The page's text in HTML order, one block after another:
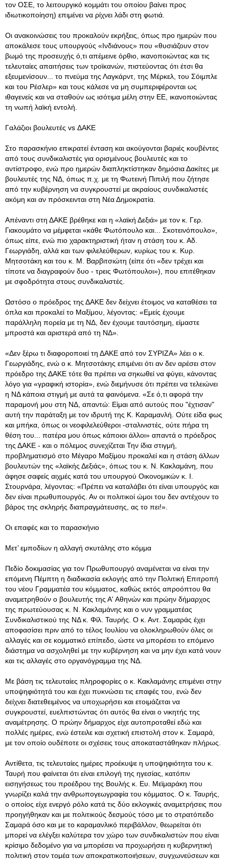
τον ΟΣΕ, το λειτουργικό κομμάτι του οποίου βαίνει προς
ιδιωτικοποίηση) επιμένει να ρίχνει λάδι στη φωτιά.
Οι ανακοινώσεις του προκαλούν εκρήξεις, όπως προ ημερών που
αποκάλεσε τους υπουργούς «Ινδιάνους» που «θυσιάζουν στον
βωμό της προσευχής ό,τι απέμεινε όρθιο, ικανοποιώντας και τις
τελευταίες απαιτήσεις των τροϊκανών, πιστεύοντας ότι έτσι θα
εξευμενίσουν... το πνεύμα της Λαγκάρντ, της Μέρκελ, του Σόιμπλε
και του Ρέσλερ» και τους κάλεσε να μη συμπεριφέρονται ως
ιθαγενείς και να σταθούν ως ισότιμα μέλη στην ΕΕ, ικανοποιώντας
τη νωπή λαϊκή εντολή.
Γαλάζιοι βουλευτές vs ΔΑΚΕ
Στο παρασκήνιο επικρατεί ένταση και ακούγονται βαριές κουβέντες
από τους συνδικαλιστές για ορισμένους βουλευτές και το
αντίστροφο, ενώ προ ημερών διαπληκτίστηκαν δημόσια Δακίτες με
βουλευτές της ΝΔ, όπως π.χ. με τη Φωτεινή Πιπιλή που ζήτησε
από την κυβέρνηση να συγκρουστεί με ακραίους συνδικαλιστές
ακόμη και αν πρόσκεινται στη Νέα Δημοκρατία.
Απέναντι στη ΔΑΚΕ βρέθηκε και η «λαϊκή Δεξιά» με τον κ. Γερ.
Γιακουμάτο να μέμφεται «κάθε Φωτόπουλο και... Σκοτεινόπουλο»,
όπως είπε, ενώ πιο χαρακτηριστική ήταν η στάση του κ. Αδ.
Γεωργιάδη, αλλά και των φιλελεύθερων, κυρίως του κ. Κυρ.
Μητσοτάκη και του κ. Μ. Βαρβιτσιώτη (είπε ότι «δεν τρέχει και
τίποτε να διαγραφούν δυο - τρεις Φωτόπουλοι»), που επιτέθηκαν
με σφοδρότητα στους συνδικαλιστές.
Ωστόσο ο πρόεδρος της ΔΑΚΕ δεν δείχνει έτοιμος να καταθέσει τα
όπλα και προκαλεί το Μαξίμου, λέγοντας: «Εμείς έχουμε
παράλληλη πορεία με τη ΝΔ, δεν έχουμε ταυτόσημη, είμαστε
μπροστά και αριστερά από τη ΝΔ».
«Δεν ξέρω τι διαφοροποιεί τη ΔΑΚΕ από τον ΣΥΡΙΖΑ» λέει ο κ.
Γεωργιάδης, ενώ ο κ. Μητσοτάκης επιμένει ότι αν δεν αρέσει στον
πρόεδρο της ΔΑΚΕ τότε θα πρέπει να σηκωθεί να φύγει, κάνοντας
λόγο για «γραφική ιστορία», ενώ διεμήνυσε ότι πρέπει να τελειώνει
η ΝΔ κάποια στιγμή με αυτά τα φαινόμενα. «Σε ό,τι αφορά την
παραμονή μου στη ΝΔ, απαντώ: Είμαι από αυτούς που "έχτισαν"
αυτή την παράταξη με τον ιδρυτή της Κ. Καραμανλή. Ούτε είδα φως
και μπήκα, όπως οι νεοφιλελεύθεροι -σταλινιστές, ούτε πήρα τη
θέση του... πατέρα μου όπως κάποιοι άλλοι» απαντά ο πρόεδρος
της ΔΑΚΕ - και ο πόλεμος συνεχίζεται Την ίδια στιγμή,
προβληματισμό στο Μέγαρο Μαξίμου προκαλεί και η στάση άλλων
βουλευτών της «λαϊκής Δεξιάς», όπως του κ. Ν. Κακλαμάνη, που
άφησε σαφείς αιχμές κατά του υπουργού Οικονομικών κ. Ι.
Στουρνάρα, λέγοντας: «Πρέπει να καταλάβει ότι είναι υπουργός και
δεν είναι πρωθυπουργός. Αν οι πολιτικοί ώμοι του δεν αντέχουν το
βάρος της σκληρής διαπραγμάτευσης, ας το πει!».
Οι επαφές και το παρασκήνιο
Μετ’ εμποδίων η αλλαγή σκυτάλης στο κόμμα
Πεδίο δοκιμασίας για τον Πρωθυπουργό αναμένεται να είναι την
επόμενη Πέμπτη η διαδικασία εκλογής από την Πολιτική Επιτροπή
του νέου Γραμματέα του κόμματος, καθώς εκτός απροόπτου θα
αναμετρηθούν ο βουλευτής της Α' Αθηνών και πρώην δήμαρχος
της πρωτεύουσας κ. Ν. Κακλαμάνης και ο νυν γραμματέας
Συνδικαλιστικού της ΝΔ κ. Φίλ. Ταυρής. Ο κ. Αντ. Σαμαράς έχει
αποφασίσει πριν από το τέλος Ιουλίου να ολοκληρωθούν όλες οι
αλλαγές και σε κομματικό επίπεδο, ώστε να μπορέσει το επόμενο
διάστημα να ασχοληθεί με την κυβέρνηση και να μην έχει κατά νουν
και τις αλλαγές στο οργανόγραμμα της ΝΔ.
Με βάση τις τελευταίες πληροφορίες ο κ. Κακλαμάνης επιμένει στην
υποψηφιότητά του και έχει πυκνώσει τις επαφές του, ενώ δεν
δείχνει διατεθειμένος να υποχωρήσει και ετοιμάζεται να
συγκρουστεί, ευελπιστώντας ότι αυτός θα είναι ο νικητής της
αναμέτρησης. Ο πρώην δήμαρχος είχε αυτοπροταθεί εδώ και
πολλές ημέρες, ενώ έστειλε και σχετική επιστολή στον κ. Σαμαρά,
με τον οποίο ουδέποτε οι σχέσεις τους αποκαταστάθηκαν πλήρως.
Αντίθετα, τις τελευταίες ημέρες προέκυψε η υποψηφιότητα του κ.
Ταυρή που φαίνεται ότι είναι επιλογή της ηγεσίας, κατόπιν
εισηγήσεως του προέδρου της Βουλής κ. Ευ. Μεϊμαράκη που
γνωρίζει καλά την ανθρωπογεωγραφία του κόμματος. Ο κ. Ταυρής,
ο οποίος είχε ενεργό ρόλο κατά τις δύο εκλογικές αναμετρήσεις που
προηγήθηκαν και με πολιτικούς δεσμούς τόσο με το στρατόπεδο
Σαμαρά όσο και με το καραμανλικό περιβάλλον, θεωρείται ότι
μπορεί να ελέγξει καλύτερα τον χώρο των συνδικαλιστών που είναι
κρίσιμο δεδομένο για να μπορέσει να προχωρήσει η κυβερνητική
πολιτική στον τομέα των αποκρατικοποιήσεων, συγχωνεύσεων και